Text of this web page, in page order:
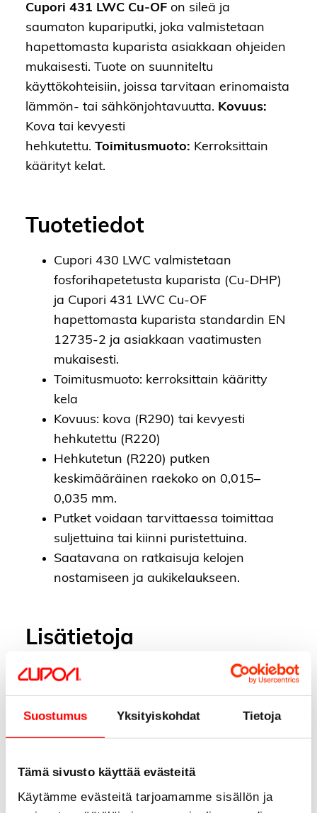
Suostumus Yksityiskohdat Tietoja
Tämä sivusto käyttää evästeitä
Käytämme evästeitä tarjoamamme sisällön ja
Cupori 431 LWC Cu-OF on sileä ja
saumaton kupariputki, joka valmistetaan
hapettomasta kuparista asiakkaan ohjeiden
mukaisesti. Tuote on suunniteltu
käyttökohteisiin, joissa tarvitaan erinomaista
lämmön- tai sähkönjohtavuutta. Kovuus:
Kova tai kevyesti
hehkutettu. Toimitusmuoto: Kerroksittain
käärityt kelat.
Tuotetiedot
Cupori 430 LWC valmistetaan
fosforihapetetusta kuparista (Cu-DHP)
ja Cupori 431 LWC Cu-OF
hapettomasta kuparista standardin EN
12735-2 ja asiakkaan vaatimusten
mukaisesti.
Toimitusmuoto: kerroksittain kääritty
kela
Kovuus: kova (R290) tai kevyesti
hehkutettu (R220)
Hehkutetun (R220) putken
keskimääräinen raekoko on 0,015–
0,035 mm.
Putket voidaan tarvittaessa toimittaa
suljettuina tai kiinni puristettuina.
Saatavana on ratkaisuja kelojen
nostamiseen ja aukikelaukseen.
Lisätietoja
Laatutodistukset
Lataa ympäristöseloste EPD
Ota yhteyttä